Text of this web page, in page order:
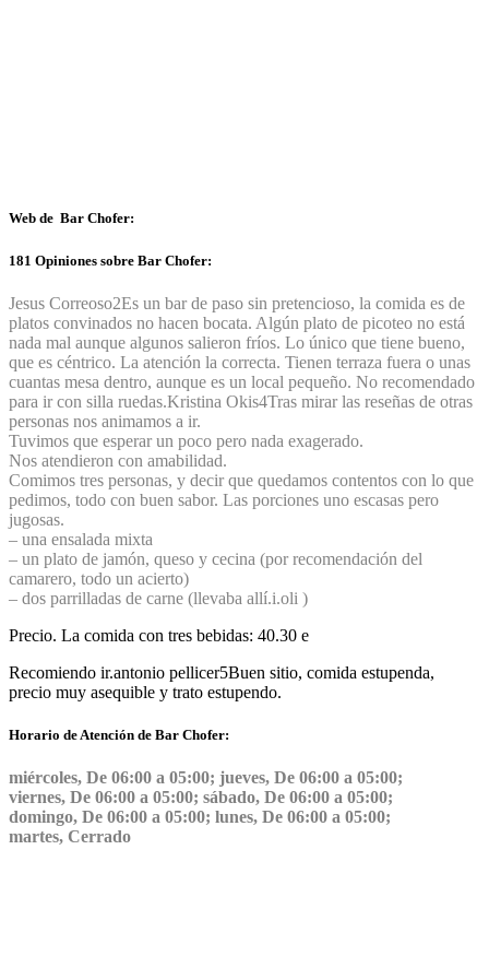
Web de Bar Chofer:
181 Opiniones sobre Bar Chofer:
Jesus Correoso2Es un bar de paso sin pretencioso, la comida es de
platos convinados no hacen bocata. Algún plato de picoteo no está
nada mal aunque algunos salieron fríos. Lo único que tiene bueno,
que es céntrico. La atención la correcta. Tienen terraza fuera o unas
cuantas mesa dentro, aunque es un local pequeño. No recomendado
para ir con silla ruedas.Kristina Okis4Tras mirar las reseñas de otras
personas nos animamos a ir.
Tuvimos que esperar un poco pero nada exagerado.
Nos atendieron con amabilidad.
Comimos tres personas, y decir que quedamos contentos con lo que
pedimos, todo con buen sabor. Las porciones uno escasas pero
jugosas.
– una ensalada mixta
– un plato de jamón, queso y cecina (por recomendación del
camarero, todo un acierto)
– dos parrilladas de carne (llevaba allí.i.oli )
Precio. La comida con tres bebidas: 40.30 e
Recomiendo ir.antonio pellicer5Buen sitio, comida estupenda,
precio muy asequible y trato estupendo.
Horario de Atención de Bar Chofer:
miércoles, De 06:00 a 05:00; jueves, De 06:00 a 05:00;
viernes, De 06:00 a 05:00; sábado, De 06:00 a 05:00;
domingo, De 06:00 a 05:00; lunes, De 06:00 a 05:00;
martes, Cerrado